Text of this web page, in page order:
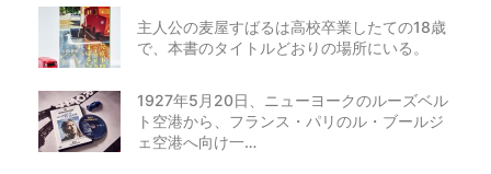
主人公の麦屋すばるは高校卒業したての18歳
で、本書のタイトルどおりの場所にいる。
1927年5月20日、ニューヨークのルーズベル
ト空港から、フランス・パリのル・ブールジ
ェ空港へ向け一…